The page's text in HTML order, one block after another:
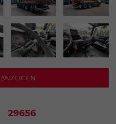
MEHR ANZEIGEN
29656